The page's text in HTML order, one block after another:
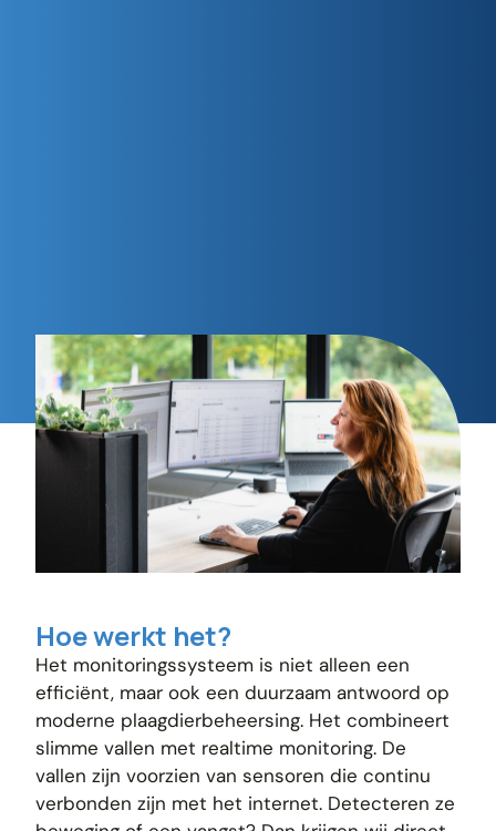
Hoe werkt het?
Het monitoringssysteem is niet alleen een
efficiënt, maar ook een duurzaam antwoord op
moderne plaagdierbeheersing. Het combineert
slimme vallen met realtime monitoring. De
vallen zijn voorzien van sensoren die continu
verbonden zijn met het internet. Detecteren ze